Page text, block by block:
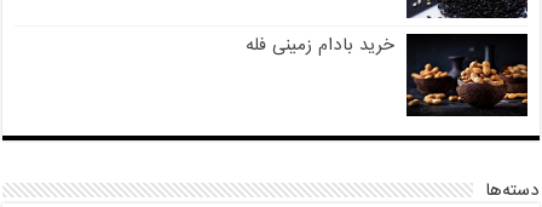
خرید بادام زمینی فله
دسته‌ها